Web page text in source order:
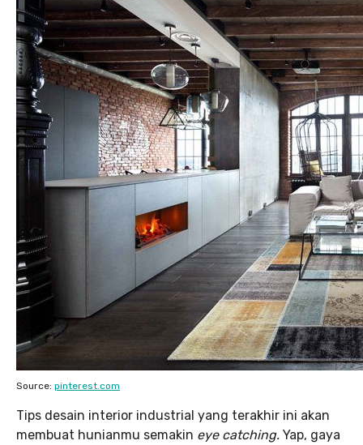
Source: pinterest.com
Tips desain interior industrial yang terakhir ini akan
membuat hunianmu semakin eye catching. Yap, gaya